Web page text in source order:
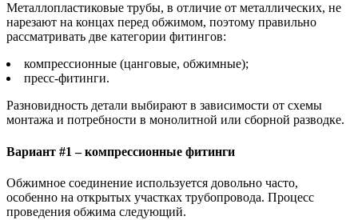
Металлопластиковые трубы, в отличие от металлических, не
нарезают на концах перед обжимом, поэтому правильно
рассматривать две категории фитингов:
компрессионные (цанговые, обжимные);
пресс-фитинги.
Разновидность детали выбирают в зависимости от схемы
монтажа и потребности в монолитной или сборной разводке.
Вариант #1 – компрессионные фитинги
Обжимное соединение используется довольно часто,
особенно на открытых участках трубопровода. Процесс
проведения обжима следующий.